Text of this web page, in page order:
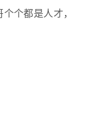
个都是人才，